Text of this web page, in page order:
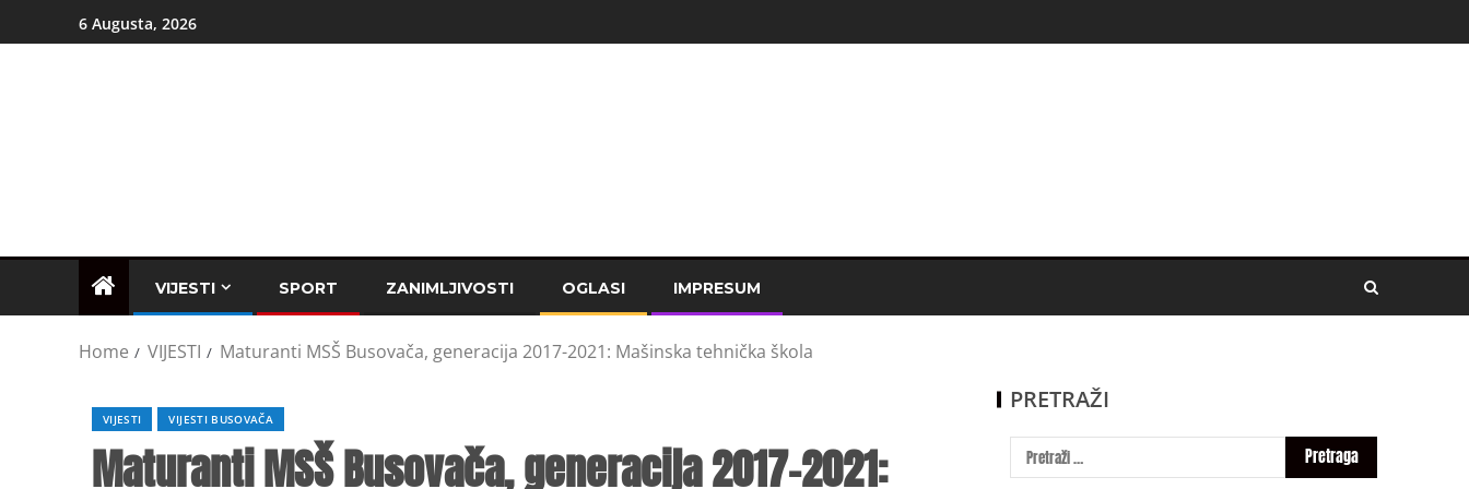
6 Augusta, 2026
VIJESTI SPORT ZANIMLJIVOSTI OGLASI IMPRESUM
Home VIJESTI Maturanti MSŠ Busovača, generacija 2017-2021: Mašinska tehnička škola
VIJESTI VIJESTI BUSOVAČA
Maturanti MSŠ Busovača, generacija 2017-2021:
PRETRAŽI